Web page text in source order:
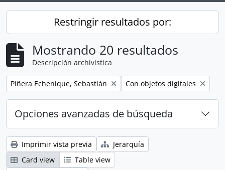
Restringir resultados por:
Mostrando 20 resultados
Descripción archivística
Remove filter:
Piñera Echenique, Sebastián Remove filter:
Con objetos digitales
Opciones avanzadas de búsqueda
Imprimir vista previa
Jerarquía
Card view
Table view